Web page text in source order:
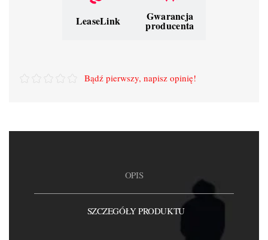
LeaseLink Gwarancja
producenta
Bądź pierwszy, napisz opinię!
OPIS
SZCZEGÓŁY PRODUKTU